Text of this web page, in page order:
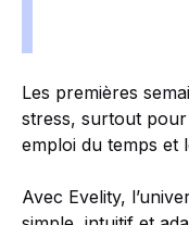
Les premières
stress, surtout
emploi du temps et
Avec Evelity,